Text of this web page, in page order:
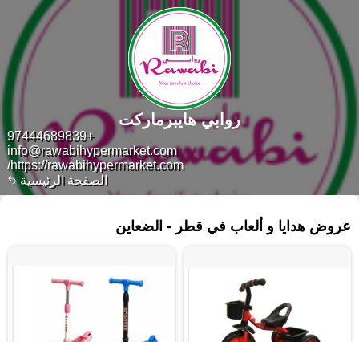
الصفحة الرئيسية
+97444689839
info@rawabihypermarket.com
https://rawabihypermarket.com/
روابي هايبرماركت
عروض هدايا و ألعاب في قطر - الضعاين